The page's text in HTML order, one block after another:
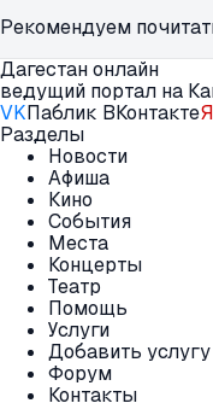
Рекомендуем
Дагестан онлайн
ведущий портал на
VKПаблик ВКонтактеЯ
Разделы
Новости
Афиша
Кино
События
Места
Концерты
Театр
Помощь
Услуги
Добавить услугу
Форум
Контакты